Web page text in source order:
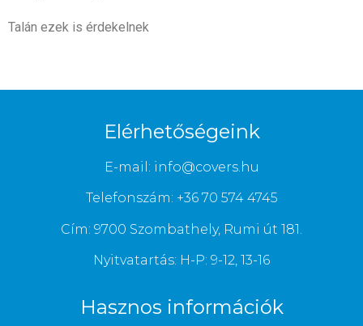
Talán ezek is érdekelnek
Elérhetőségeink
E-mail: info@covers.hu
Telefonszám: +36 70 574 4745
Cím: 9700 Szombathely, Rumi út 181.
Nyitvatartás: H-P: 9-12, 13-16
Hasznos információk